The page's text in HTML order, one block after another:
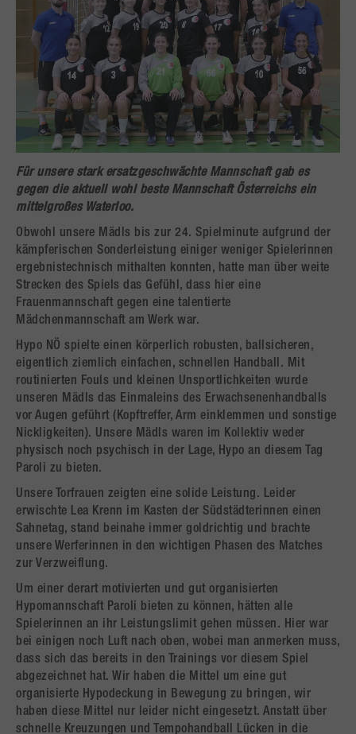
Für unsere stark ersatzgeschwächte Mannschaft gab es
gegen die aktuell wohl beste Mannschaft Österreichs ein
mittelgroßes Waterloo.
Obwohl unsere Mädls bis zur 24. Spielminute aufgrund der
kämpferischen Sonderleistung einiger weniger Spielerinnen
ergebnistechnisch mithalten konnten, hatte man über weite
Strecken des Spiels das Gefühl, dass hier eine
Frauenmannschaft gegen eine talentierte
Mädchenmannschaft am Werk war.
Hypo NÖ spielte einen körperlich robusten, ballsicheren,
eigentlich ziemlich einfachen, schnellen Handball. Mit
routinierten Fouls und kleinen Unsportlichkeiten wurde
unseren Mädls das Einmaleins des Erwachsenenhandballs
vor Augen geführt (Kopftreffer, Arm einklemmen und sonstige
Nickligkeiten). Unsere Mädls waren im Kollektiv weder
physisch noch psychisch in der Lage, Hypo an diesem Tag
Paroli zu bieten.
Unsere Torfrauen zeigten eine solide Leistung. Leider
erwischte Lea Krenn im Kasten der Südstädterinnen einen
Sahnetag, stand beinahe immer goldrichtig und brachte
unsere Werferinnen in den wichtigen Phasen des Matches
zur Verzweiflung.
Um einer derart motivierten und gut organisierten
Hypomannschaft Paroli bieten zu können, hätten alle
Spielerinnen an ihr Leistungslimit gehen müssen. Hier war
bei einigen noch Luft nach oben, wobei man anmerken muss,
dass sich das bereits in den Trainings vor diesem Spiel
abgezeichnet hat. Wir haben die Mittel um eine gut
organisierte Hypodeckung in Bewegung zu bringen, wir
haben diese Mittel nur leider nicht eingesetzt. Anstatt über
schnelle Kreuzungen und Tempohandball Lücken in die